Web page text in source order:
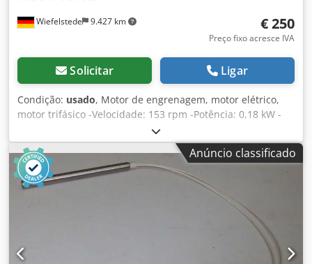
O seu especialista e contacto para a intralogística
Wiefelstede 9.427 km € 250
Preço fixo acresce IVA
Solicitar Ligar
Condição: usado, Motor de engrenagem, motor elétrico,
motor trifásico -Velocidade: 153 rpm -Potência: 0,18 kW -
Voltagem: 220 V -Construção: Ângulo B3 -Diâmetro do eixo:
Ø 12 mm -Classe de protecção: IP 44 -Número: 1x motor
disponível -Preço: por peça -Dimensões: 290/125/H180 mm
-Peso: 5,7 kg Dcodpoc U Ty Tefx Anzek
Anúncio classificado